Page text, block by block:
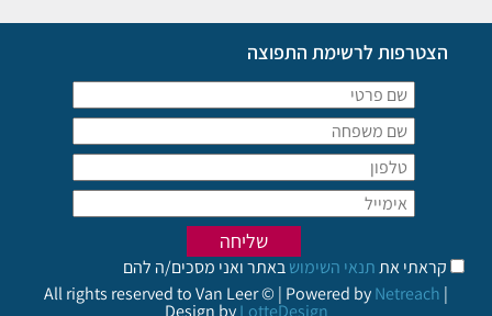
הצטרפות לרשימת התפוצה
קראתי אתתנאי השימושבאתר ואני מסכים/ה להם
All rights reserved to Van Leer © | Powered byNetreach |
Design byLotteDesign